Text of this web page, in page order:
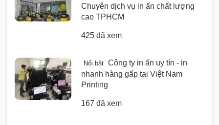
Chuyên dịch vụ in ấn chất lượng
cao TPHCM
425 đã xem
Nổi bật
Công ty in ấn uy tín - in
nhanh hàng gấp tại Việt Nam
Printing
167 đã xem